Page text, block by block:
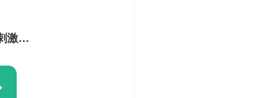
ハウスウェルネスフーズ メガシャキ 100ml×6本(冴えた刺激で眠気スッキリ)ジンジャーレモン味